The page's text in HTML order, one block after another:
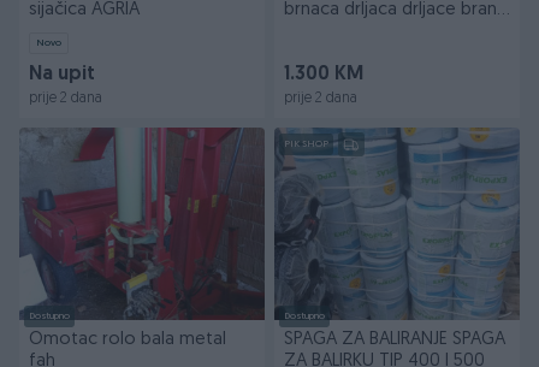
sijačica AGRIA
Novo
Na upit
prije 2 dana
brnaca drljaca drljace brana
1.300 KM
prije 2 dana
Dostupno
Omotac rolo bala metal
fah
PIK SHOP
Dostupno
SPAGA ZA BALIRANJE SPAGA
ZA BALIRKU TIP 400 I 500